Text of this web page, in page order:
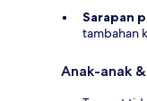
Sarapan
tambahan
Anak-anak